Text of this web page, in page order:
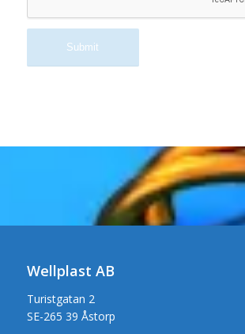
Wellplast AB
Turistgatan 2
SE-265 39 Åstorp